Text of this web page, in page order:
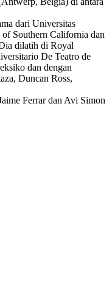
dari Universitas
Southern California dan
dilatih di Royal
De Teatro de
dan dengan
Duncan Ross,
Ferrar dan Avi Simon